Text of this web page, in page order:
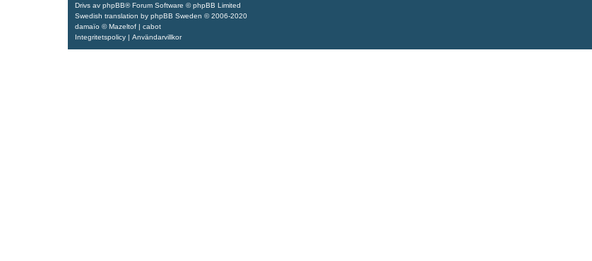
Drivs av phpBB® Forum Software © phpBB Limited
Swedish translation by phpBB Sweden © 2006-2020
damaïo ©Mazeltof | cabot
Integritetspolicy | Användarvillkor